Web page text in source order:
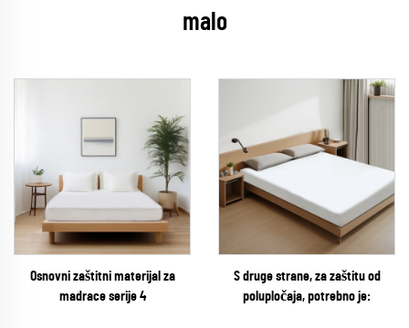
malo
Osnovni zaštitni materijal za
madrace serije 4
S druge strane, za zaštitu od
polupločaja, potrebno je: